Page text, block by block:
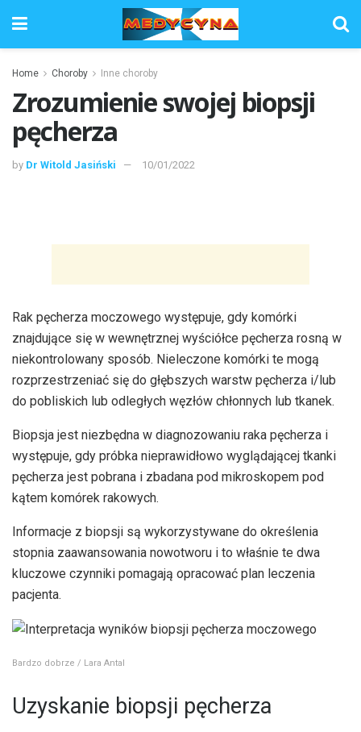
Home Choroby Inne choroby
Zrozumienie swojej biopsji
pęcherza
by Dr Witold Jasiński 10/01/2022
Rak pęcherza moczowego występuje, gdy komórki
znajdujące się w wewnętrznej wyściółce pęcherza rosną w
niekontrolowany sposób. Nieleczone komórki te mogą
rozprzestrzeniać się do głębszych warstw pęcherza i/lub
do pobliskich lub odległych węzłów chłonnych lub tkanek.
Biopsja jest niezbędna w diagnozowaniu raka pęcherza i
występuje, gdy próbka nieprawidłowo wyglądającej tkanki
pęcherza jest pobrana i zbadana pod mikroskopem pod
kątem komórek rakowych.
Informacje z biopsji są wykorzystywane do określenia
stopnia zaawansowania nowotworu i to właśnie te dwa
kluczowe czynniki pomagają opracować plan leczenia
pacjenta.
Bardzo dobrze / Lara Antal
Uzyskanie biopsji pęcherza